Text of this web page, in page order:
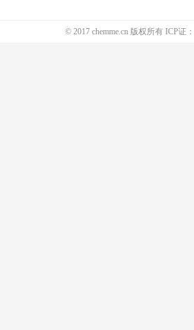
© 2017 chemme.cn 版权所有 ICP证：